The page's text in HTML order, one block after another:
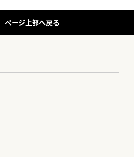
ページ上部へ戻る